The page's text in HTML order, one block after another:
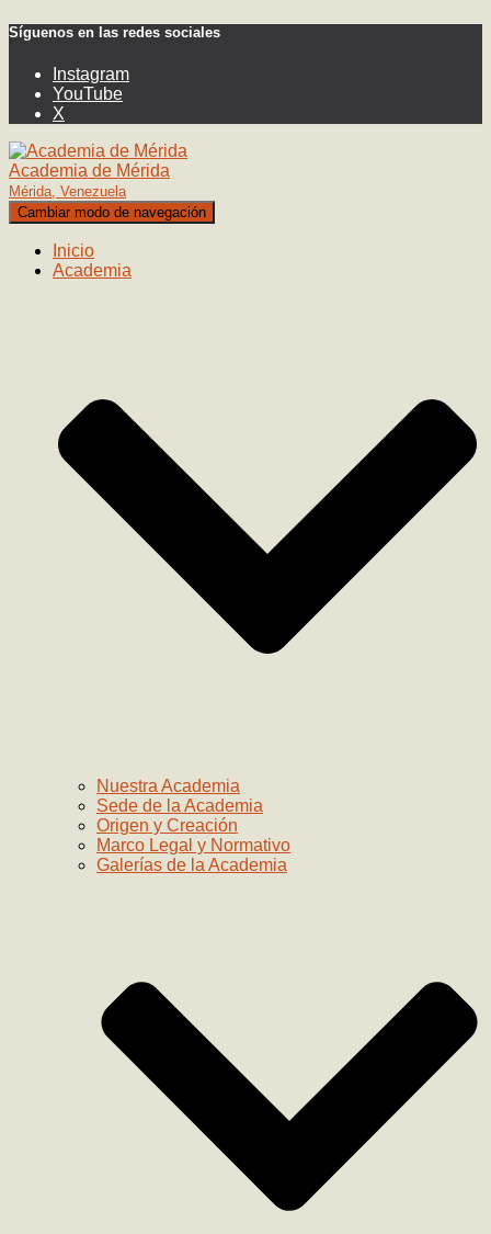
Síguenos en las redes sociales
Instagram
YouTube
X
Academia de Mérida
Mérida, Venezuela
Cambiar modo de navegación
Inicio
Academia
Nuestra Academia
Sede de la Academia
Origen y Creación
Marco Legal y Normativo
Galerías de la Academia